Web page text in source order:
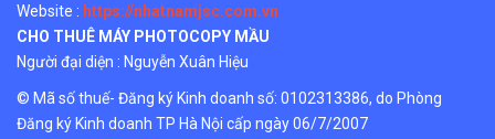
Website : https://nhatnamjsc.com.vn
CHO THUÊ MÁY PHOTOCOPY MẦU
Người đại diện : Nguyễn Xuân Hiệu
© Mã số thuế- Đăng ký Kinh doanh số: 0102313386, do Phòng
Đăng ký Kinh doanh TP Hà Nội cấp ngày 06/7/2007